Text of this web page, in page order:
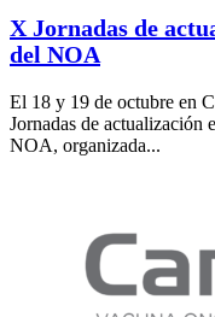
X Jornadas de
del NOA
El 18 y 19 de octubre en
Jornadas de actualización
NOA, organizada...